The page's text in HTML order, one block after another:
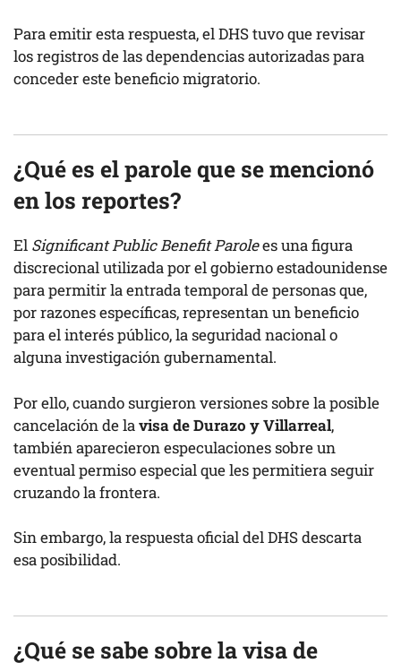
Para emitir esta respuesta, el DHS tuvo que revisar
los registros de las dependencias autorizadas para
conceder este beneficio migratorio.
¿Qué es el parole que se mencionó
en los reportes?
El Significant Public Benefit Parolees una figura
discrecional utilizada por el gobierno estadounidense
para permitir la entrada temporal de personas que,
por razones específicas, representan un beneficio
para el interés público, la seguridad nacional o
alguna investigación gubernamental.
Por ello, cuando surgieron versiones sobre la posible
cancelación de lavisa de Durazo y Villarreal,
también aparecieron especulaciones sobre un
eventual permiso especial que les permitiera seguir
cruzando la frontera.
Sin embargo, la respuesta oficial del DHS descarta
esa posibilidad.
¿Qué se sabe sobre la visa de